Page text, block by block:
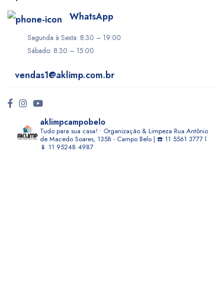
WhatsApp
Segunda à Sexta: 8:30 – 19:00
Sábado: 8:30 – 15:00
vendas1@aklimp.com.br
aklimpcampobelo
Tudo para sua casa! • Organização & Limpeza Rua Antônio
de Macedo Soares, 1358 - Campo Belo | ☎️ 11 5561 3777 l
📱 11 95248 4987